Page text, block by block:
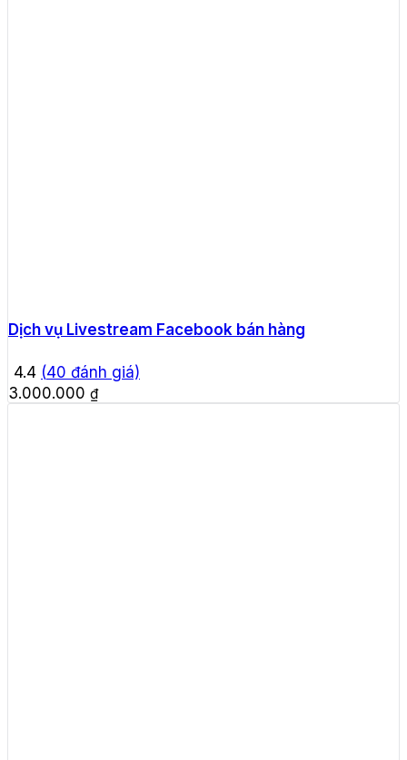
Dịch vụ Livestream Facebook bán hàng
4.4 (40 đánh giá)
3.000.000 ₫